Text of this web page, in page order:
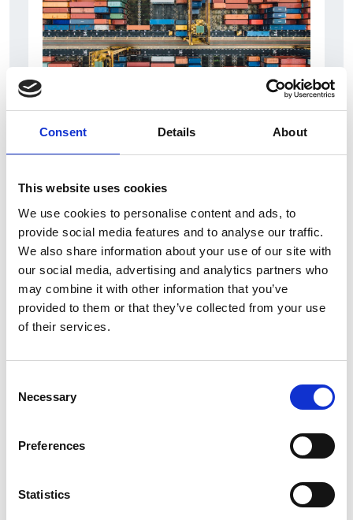
Consent Details About
This website uses cookies
We use cookies to personalise content and ads, to
provide social media features and to analyse our traffic.
We also share information about your use of our site with
our social media, advertising and analytics partners who
may combine it with other information that you’ve
provided to them or that they’ve collected from your use
of their services.
Selection
Necessary
Preferences
Statistics
6 Agosto 2026
L’interscambio Italia – Repubblica ha superato
Interviste
Overview Economica
Repubblica Ceca
Accelera la ripresa dell’industria nel corso del